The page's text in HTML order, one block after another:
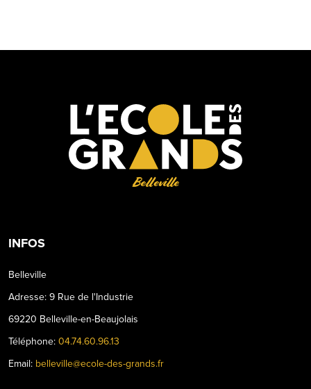
Belleville
INFOS
Belleville
Adresse: 9 Rue de l'Industrie
69220 Belleville-en-Beaujolais
Téléphone: 04.74.60.96.13
Email: belleville@ecole-des-grands.fr